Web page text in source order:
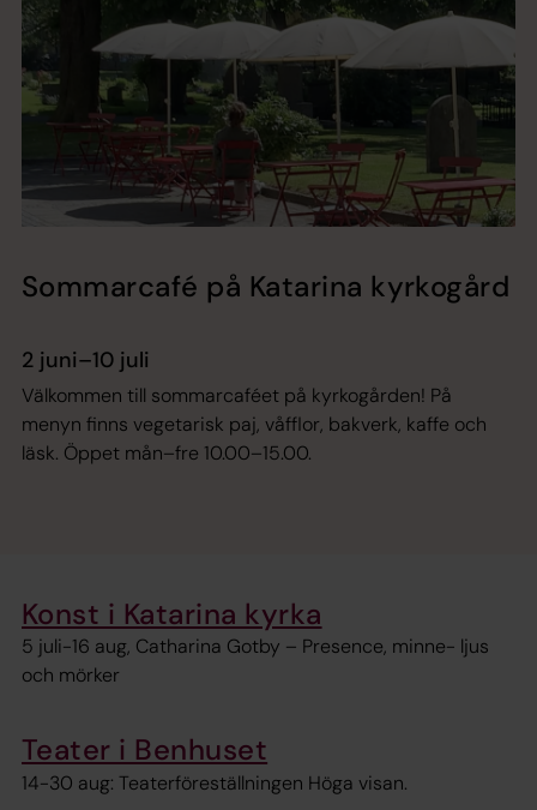
Sommarcafé på Katarina kyrkogård
2 juni–10 juli
Välkommen till sommarcaféet på kyrkogården! På
menyn finns vegetarisk paj, våfflor, bakverk, kaffe och
läsk. Öppet mån–fre 10.00–15.00.
Konst i Katarina kyrka
5 juli-16 aug, Catharina Gotby – Presence, minne- ljus
och mörker
Teater i Benhuset
14-30 aug: Teaterföreställningen Höga visan.